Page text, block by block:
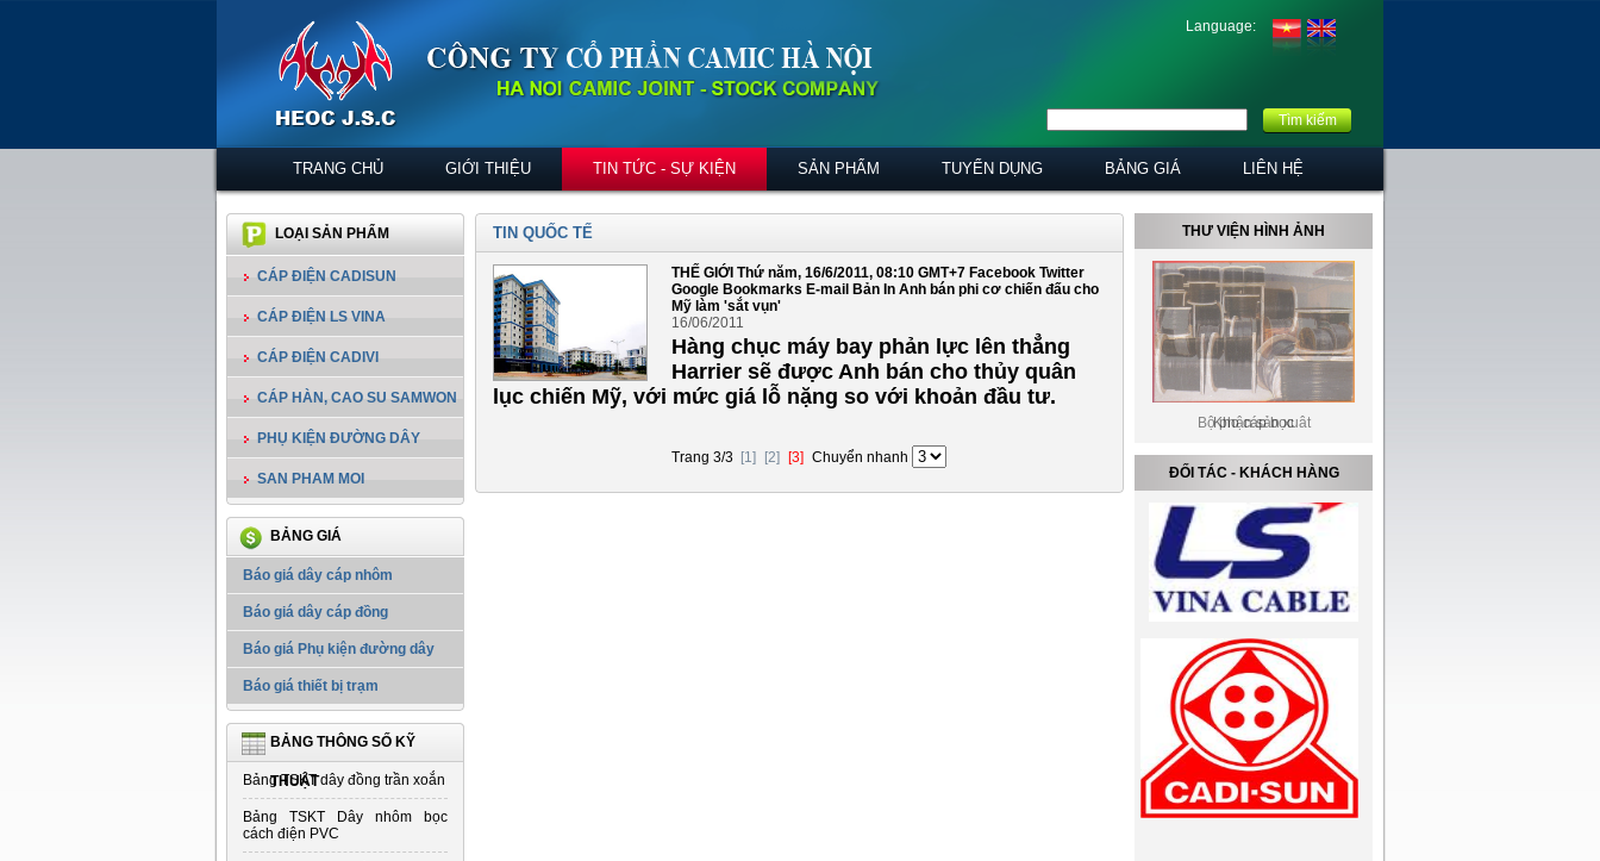
Language:
Tìm kiếm
TRANG CHỦ GIỚI THIỆU TIN TỨC - SỰ KIỆN SẢN PHẨM TUYỂN DỤNG BẢNG GIÁ LIÊN HỆ
LOẠI SẢN PHẨM
CÁP ĐIỆN CADISUN
CÁP ĐIỆN LS VINA
CÁP ĐIỆN CADIVI
CÁP HÀN, CAO SU SAMWON
PHỤ KIỆN ĐƯỜNG DÂY
SAN PHAM MOI
BẢNG GIÁ
Báo giá dây cáp nhôm
Báo giá dây cáp đồng
Báo giá Phụ kiện đường dây
Báo giá thiết bị trạm
BẢNG THÔNG SỐ KỸ
THUẬT
Bảng TSKT dây đồng trần xoắn
Bảng TSKT Dây nhôm bọc
cách điện PVC
TIN QUỐC TẾ
THẾ GIỚI Thứ năm, 16/6/2011, 08:10 GMT+7 Facebook Twitter
Google Bookmarks E-mail Bản In Anh bán phi cơ chiến đấu cho
Mỹ làm 'sắt vụn'
16/06/2011
Hàng chục máy bay phản lực lên thẳng
Harrier sẽ được Anh bán cho thủy quân
lục chiến Mỹ, với mức giá lỗ nặng so với khoản đầu tư.
Trang 3/3 [1] [2] [3] Chuyển nhanh
THƯ VIỆN HÌNH ẢNH
Bộ phận sản xuât
Kho cáp bọc
ĐỐI TÁC - KHÁCH HÀNG